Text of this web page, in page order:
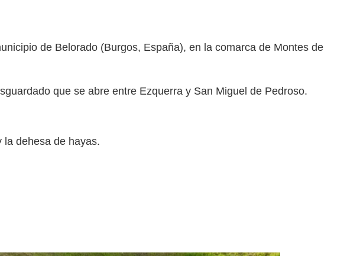
de Belorado (Burgos, España), en la comarca de Montes de
que se abre entre Ezquerra y San Miguel de Pedroso.
la dehesa de hayas.